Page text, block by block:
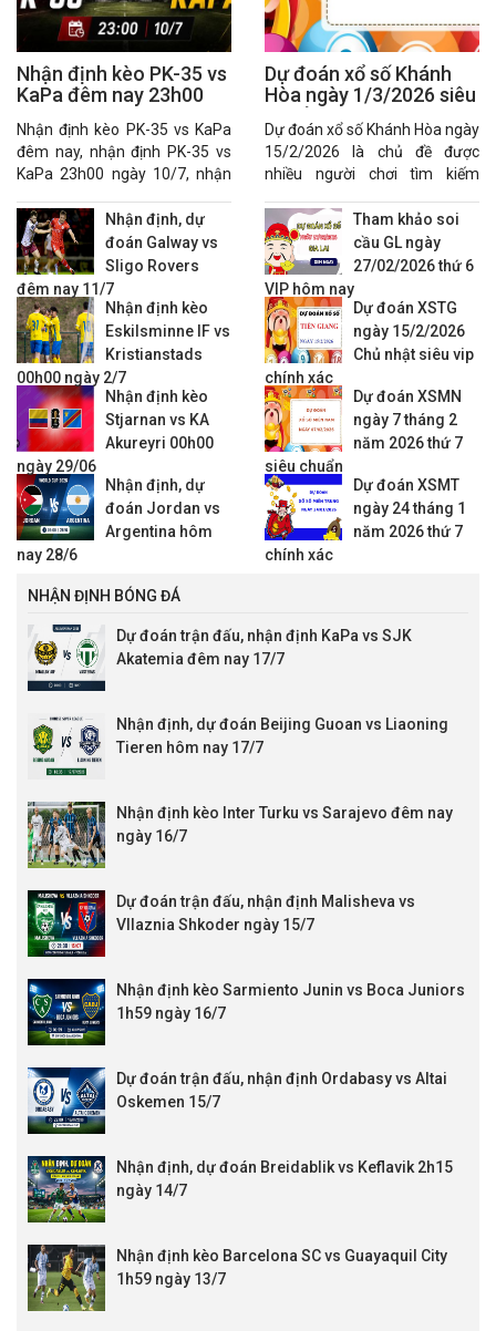
Nhận định kèo PK-35 vs
KaPa đêm nay 23h00
Nhận định kèo PK-35 vs KaPa
đêm nay, nhận định PK-35 vs
KaPa 23h00 ngày 10/7, nhận
Nhận định, dự
đoán Galway vs
Sligo Rovers
đêm nay 11/7
Nhận định kèo
Eskilsminne IF vs
Kristianstads
00h00 ngày 2/7
Nhận định kèo
Stjarnan vs KA
Akureyri 00h00
ngày 29/06
Nhận định, dự
đoán Jordan vs
Argentina hôm
nay 28/6
Dự đoán xổ số Khánh
Hòa ngày 1/3/2026 siêu
Dự đoán xổ số Khánh Hòa ngày
15/2/2026 là chủ đề được
nhiều người chơi tìm kiếm
chọn con số phù hợp.
Tham khảo soi
cầu GL ngày
27/02/2026 thứ 6
VIP hôm nay
Dự đoán XSTG
ngày 15/2/2026
Chủ nhật siêu vip
chính xác
Dự đoán XSMN
ngày 7 tháng 2
năm 2026 thứ 7
siêu chuẩn
Dự đoán XSMT
ngày 24 tháng 1
năm 2026 thứ 7
chính xác
NHẬN ĐỊNH BÓNG ĐÁ
Dự đoán trận đấu, nhận định KaPa vs SJK
Akatemia đêm nay 17/7
Nhận định, dự đoán Beijing Guoan vs Liaoning
Tieren hôm nay 17/7
Nhận định kèo Inter Turku vs Sarajevo đêm nay
ngày 16/7
Dự đoán trận đấu, nhận định Malisheva vs
Vllaznia Shkoder ngày 15/7
Nhận định kèo Sarmiento Junin vs Boca Juniors
1h59 ngày 16/7
Dự đoán trận đấu, nhận định Ordabasy vs Altai
Oskemen 15/7
Nhận định, dự đoán Breidablik vs Keflavik 2h15
ngày 14/7
Nhận định kèo Barcelona SC vs Guayaquil City
1h59 ngày 13/7